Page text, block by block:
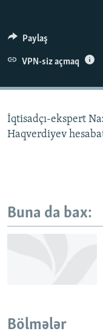
KARIKATURA
İSLAM VƏ DEMOKRATIYA
İZ - MƏDƏNIYYƏT
PEŞƏ ETIKASI VƏ
MATERIALLARIMIZDAN
XƏBƏR
Paylaş
VPN-siz açmaq
İqtisadçı-ekspert
Haqverdiyev
Buna da bax:
Bölmələr